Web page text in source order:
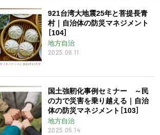
921台湾大地震25年と菩提長青
村｜自治体の防災マネジメント
［104］
地方自治
2025.06.11
国土強靭化事例セミナー ～民
の力で災害を乗り越える｜自治
体の防災マネジメント［103］
地方自治
2025.05.14